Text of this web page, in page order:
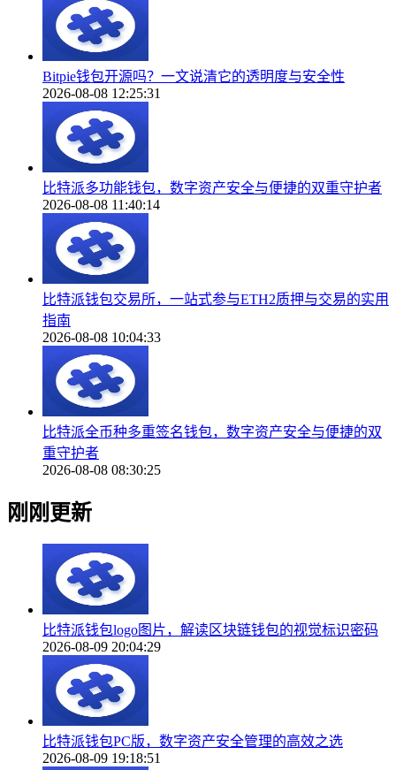
Bitpie钱包开源吗？一文说清它的透明度与安全性
2026-08-08 12:25:31
比特派多功能钱包，数字资产安全与便捷的双重守护者
2026-08-08 11:40:14
比特派钱包交易所，一站式参与ETH2质押与交易的实用
指南
2026-08-08 10:04:33
比特派全币种多重签名钱包，数字资产安全与便捷的双
重守护者
2026-08-08 08:30:25
刚刚更新
比特派钱包logo图片，解读区块链钱包的视觉标识密码
2026-08-09 20:04:29
比特派钱包PC版，数字资产安全管理的高效之选
2026-08-09 19:18:51